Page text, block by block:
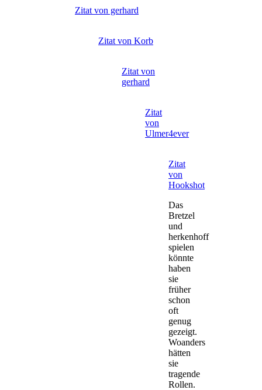
Zitat von gerhard
Zitat von Korb
Zitat von
gerhard
Zitat
von
Ulmer4ever
Zitat
von
Hookshot
Das
Bretzel
und
herkenhoff
spielen
könnte
haben
sie
früher
schon
oft
genug
gezeigt.
Woanders
hätten
sie
tragende
Rollen.